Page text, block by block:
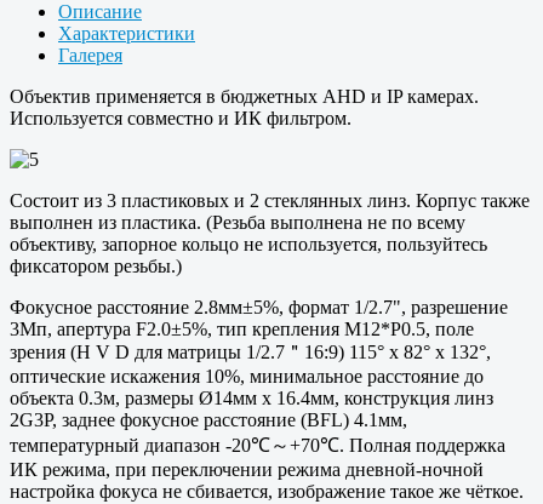
Описание
Характеристики
Галерея
Объектив применяется в бюджетных AHD и IP камерах.
Используется совместно и ИК фильтром.
Состоит из 3 пластиковых и 2 стеклянных линз. Корпус также
выполнен из пластика. (Резьба выполнена не по всему
объективу, запорное кольцо не используется, пользуйтесь
фиксатором резьбы.)
Фокусное расстояние 2.8мм±5%, формат 1/2.7", разрешение
3Мп, апертура F2.0±5%, тип крепления M12*P0.5, поле
зрения (H V D для матрицы 1/2.7＂16:9) 115° x 82° x 132°,
оптические искажения 10%, минимальное расстояние до
объекта 0.3м, размеры Ø14мм x 16.4мм, конструкция линз
2G3P, заднее фокусное расстояние (BFL) 4.1мм,
температурный диапазон -20℃～+70℃. Полная поддержка
ИК режима, при переключении режима дневной-ночной
настройка фокуса не сбивается, изображение такое же чёткое.